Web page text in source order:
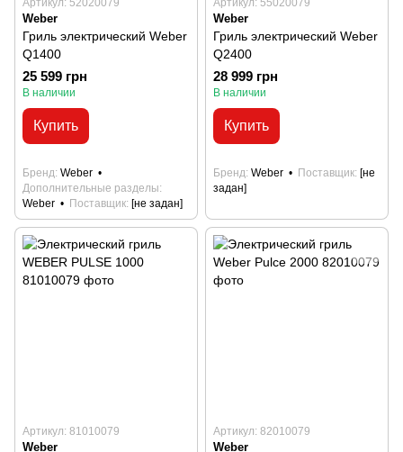
Артикул: 52020079
Weber
Гриль электрический Weber
Q1400
25 599 грн
В наличии
Купить
Бренд Weber
Дополнительные разделы
Weber
Поставщик [не задан]
Артикул: 55020079
Weber
Гриль электрический Weber
Q2400
28 999 грн
В наличии
Купить
Бренд Weber Поставщик [не
задан]
Артикул: 81010079
Weber
Артикул: 82010079
Weber